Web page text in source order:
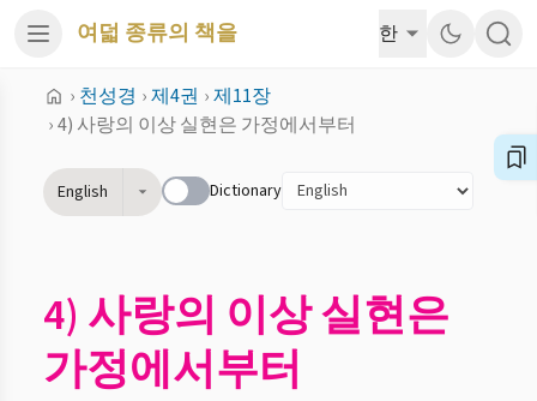
여덟 종류의 책을 한
› 천성경 ›제4권 ›제11장
›4) 사랑의 이상 실현은 가정에서부터
English Dictionary
4) 사랑의 이상 실현은
가정에서부터